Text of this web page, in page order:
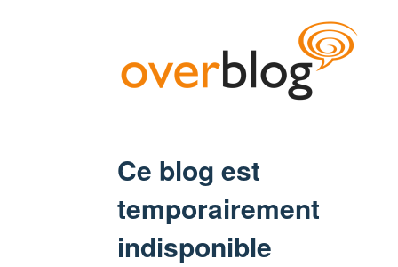
Ce blog est
temporairement
indisponible